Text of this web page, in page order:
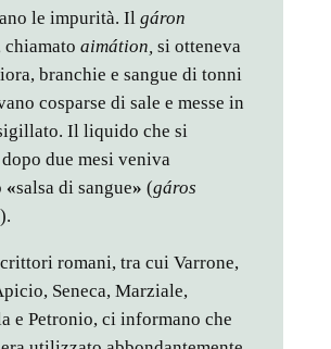
le impurità. Il gáron
aimátion, si otteneva
branchie e sangue di tonni
cosparse di sale e messe in
Il liquido che si
due mesi veniva
«salsa di sangue» (gáros
).
romani, tra cui Varrone,
Seneca, Marziale,
e Petronio, ci informano che